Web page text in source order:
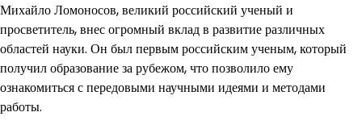
Михайло Ломоносов, великий российский ученый и
просветитель, внес огромный вклад в развитие различных
областей науки. Он был первым российским ученым, который
получил образование за рубежом, что позволило ему
ознакомиться с передовыми научными идеями и методами
работы.